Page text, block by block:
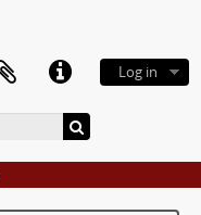
Log in